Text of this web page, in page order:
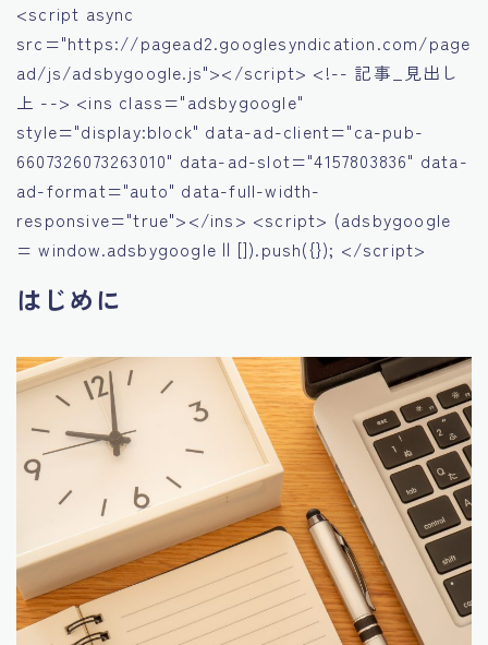
<script async
src="https://pagead2.googlesyndication.com/page
ad/js/adsbygoogle.js"></script> <!-- 記事_見出し
上 --> <ins class="adsbygoogle"
style="display:block" data-ad-client="ca-pub-
6607326073263010" data-ad-slot="4157803836" data-
ad-format="auto" data-full-width-
responsive="true"></ins> <script> (adsbygoogle
= window.adsbygoogle || []).push({}); </script>
はじめに